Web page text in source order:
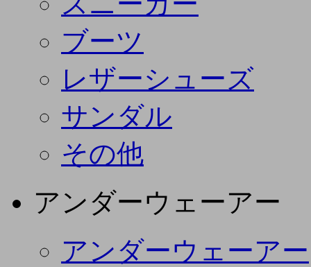
ブーツ
レザーシューズ
サンダル
その他
アンダーウェーアー
アンダーウェーアー